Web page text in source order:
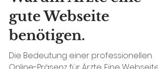
Warum Ärzte eine
gute Webseite
benötigen.